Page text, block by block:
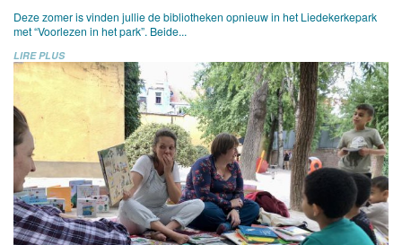
Deze zomer is vinden jullie de bibliotheken opnieuw in het Liedekerkepark
met “Voorlezen in het park”. Beide...
LIRE PLUS